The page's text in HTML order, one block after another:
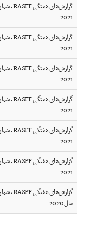
2021
2021
2021
2021
2021
2021
سال 2020